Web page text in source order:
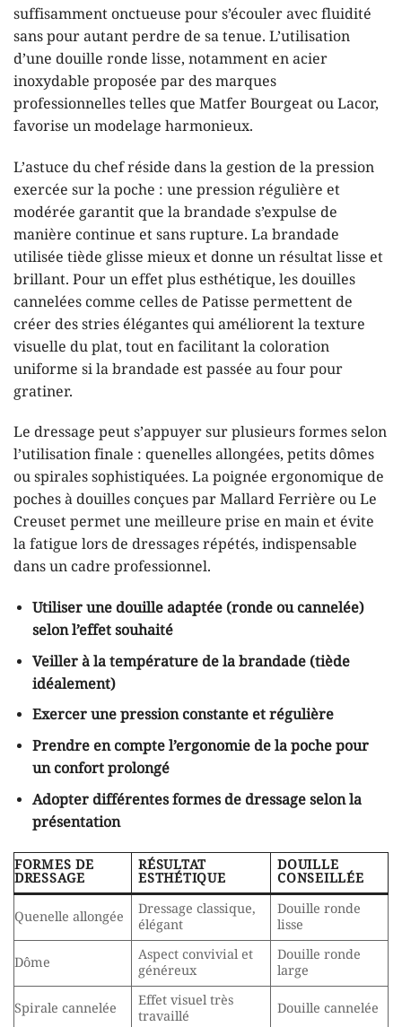
suffisamment onctueuse pour s’écouler avec fluidité
sans pour autant perdre de sa tenue. L’utilisation
d’une douille ronde lisse, notamment en acier
inoxydable proposée par des marques
professionnelles telles que Matfer Bourgeat ou Lacor,
favorise un modelage harmonieux.
L’astuce du chef réside dans la gestion de la pression
exercée sur la poche : une pression régulière et
modérée garantit que la brandade s’expulse de
manière continue et sans rupture. La brandade
utilisée tiède glisse mieux et donne un résultat lisse et
brillant. Pour un effet plus esthétique, les douilles
cannelées comme celles de Patisse permettent de
créer des stries élégantes qui améliorent la texture
visuelle du plat, tout en facilitant la coloration
uniforme si la brandade est passée au four pour
gratiner.
Le dressage peut s’appuyer sur plusieurs formes selon
l’utilisation finale : quenelles allongées, petits dômes
ou spirales sophistiquées. La poignée ergonomique de
poches à douilles conçues par Mallard Ferrière ou Le
Creuset permet une meilleure prise en main et évite
la fatigue lors de dressages répétés, indispensable
dans un cadre professionnel.
Utiliser une douille adaptée (ronde ou cannelée)
selon l’effet souhaité
Veiller à la température de la brandade (tiède
idéalement)
Exercer une pression constante et régulière
Prendre en compte l’ergonomie de la poche pour
un confort prolongé
Adopter différentes formes de dressage selon la
présentation
FORMES DE
DRESSAGE
RÉSULTAT
ESTHÉTIQUE
DOUILLE
CONSEILLÉE
Quenelle allongée
Dressage classique,
élégant
Douille ronde
lisse
Dôme
Aspect convivial et
généreux
Douille ronde
large
Spirale cannelée
Effet visuel très
travaillé
Douille cannelée